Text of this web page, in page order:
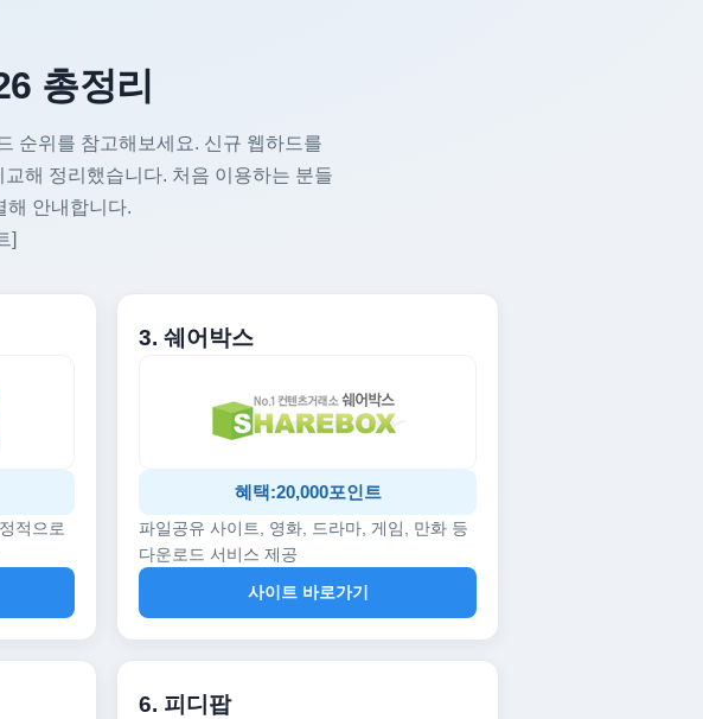
총정리
순위를 참고해보세요. 신규 웹하드를
해 정리했습니다. 처음 이용하는 분들
해 안내합니다.
]
적으로
3. 쉐어박스
혜택:20,000포인트
파일공유 사이트, 영화, 드라마, 게임, 만화 등
다운로드 서비스 제공
사이트 바로가기
6. 피디팝